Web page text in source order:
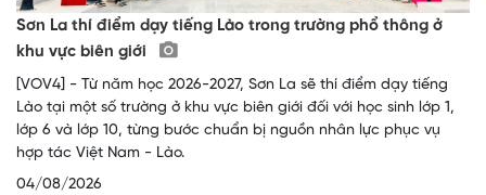
Sơn La thí điểm dạy tiếng Lào trong trường phổ thông ở
khu vực biên giới
[VOV4] - Từ năm học 2026-2027, Sơn La sẽ thí điểm dạy tiếng
Lào tại một số trường ở khu vực biên giới đối với học sinh lớp 1,
lớp 6 và lớp 10, từng bước chuẩn bị nguồn nhân lực phục vụ
hợp tác Việt Nam - Lào.
04/08/2026